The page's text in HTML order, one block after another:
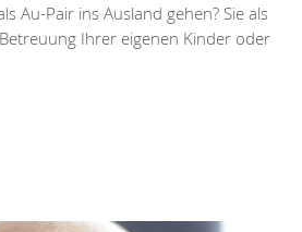
Au-Pair ins Ausland gehen? Sie als
Ihrer eigenen Kinder oder